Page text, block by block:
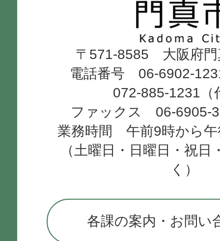
市
Kadoma
City
〒571-8585 大阪府門
電話番号 06-6902-
072-885-1231（
ファックス 06-6905-
業務時間 午前9時から午
（土曜日・日曜日・祝日
く）
各課の案内・お問い